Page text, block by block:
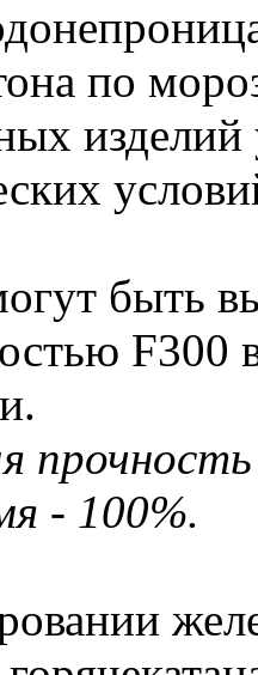
по
изделий
быть
F300
- 100%.